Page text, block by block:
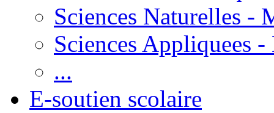
Sciences Naturelles -
Sciences Appliquees
...
E-soutien scolaire